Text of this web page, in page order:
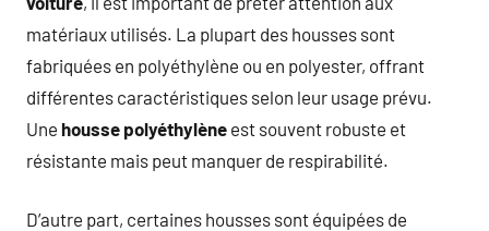
matériaux utilisés. La plupart des housses sont
fabriquées en polyéthylène ou en polyester, offrant
différentes caractéristiques selon leur usage prévu.
Une housse polyéthylène est souvent robuste et
résistante mais peut manquer de respirabilité.
D’autre part, certaines housses sont équipées de